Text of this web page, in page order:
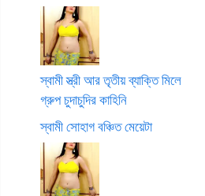
স্বামী স্ত্রী আর তৃতীয় ব্যাক্তি মিলে
গ্রুপ চুদাচুদির কাহিনি
স্বামী সোহাগ বঞ্চিত মেয়েটা